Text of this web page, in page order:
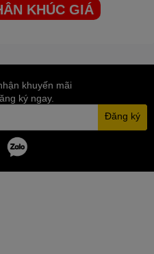
Smart
công nghệ Eco Smart Control.
khóa cửa tự động sau 3s
ích và an
nhà có nhiều trẻ nhỏ, ngăn
gây tốn điện.
KHÚC GIÁ
khuyến mãi
ký ngay.
Đăng ký